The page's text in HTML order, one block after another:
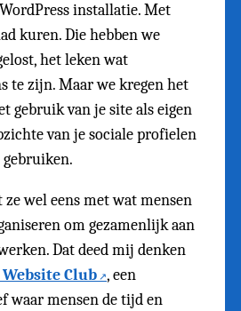
installatie. Met
kuren. Die hebben we
het leken wat
te zijn. Maar we kregen het
gebruik van je site als eigen
van je sociale profielen
wel eens met wat mensen
om gezamenlijk aan
Dat deed mij denken
Club , een
mensen de tijd en